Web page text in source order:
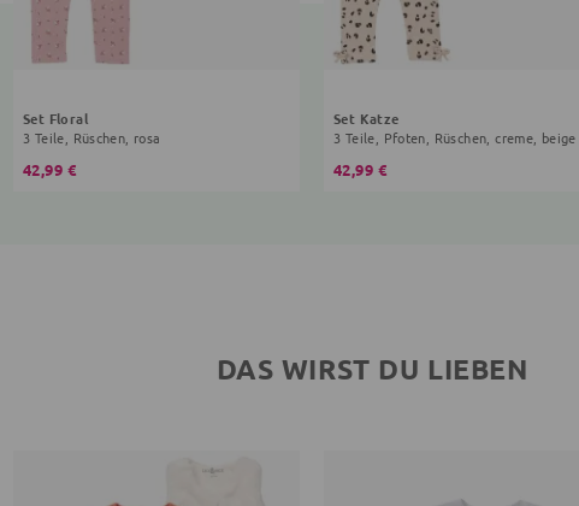
Set Floral
3 Teile, Rüschen, rosa
42,99 €
Set Katze
3 Teile, Pfoten, Rüschen, creme, beige
42,99 €
DAS WIRST DU LIEBEN